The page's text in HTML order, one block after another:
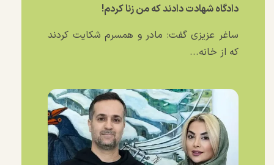
دادگاه شهادت دادند که من زنا کردم!
ساغر عزیزی گفت: مادر و همسرم شکایت کردند
که از خانه...